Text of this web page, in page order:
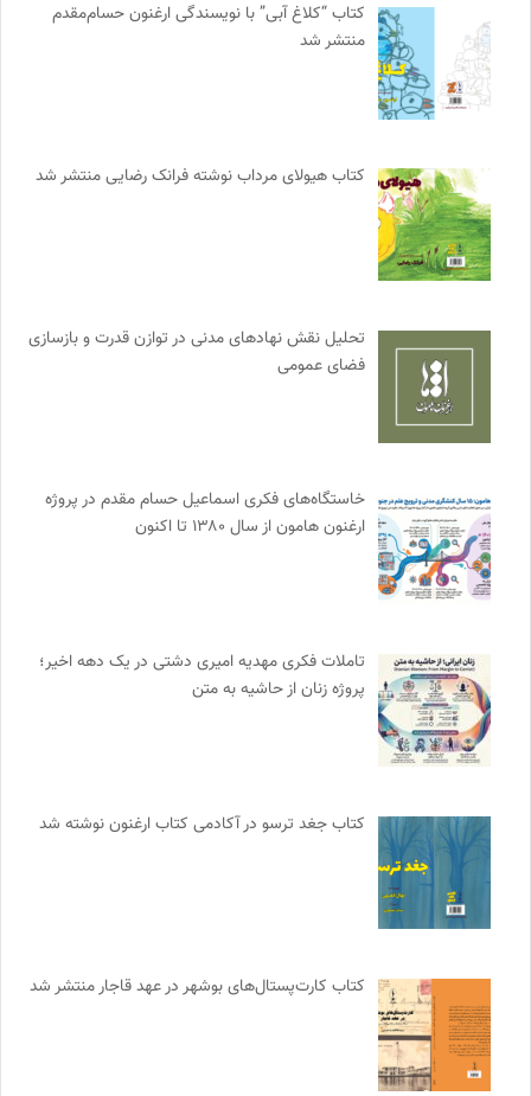
کتاب “کلاغ آبی” با نویسندگی ارغنون حسام‌مقدم
منتشر شد
کتاب هیولای مرداب نوشته فرانک رضایی منتشر شد
تحلیل نقش نهادهای مدنی در توازن قدرت و بازسازی
فضای عمومی
خاستگاه‌های فکری اسماعیل حسام مقدم در پروژه
ارغنون هامون از سال ۱۳۸۰ تا اکنون
تاملات فکری مهدیه امیری دشتی در یک دهه اخیر؛
پروژه زنان از حاشیه به متن
کتاب جغد ترسو در آکادمی کتاب ارغنون نوشته شد
کتاب کارت‌پستال‌های بوشهر در عهد قاجار منتشر شد